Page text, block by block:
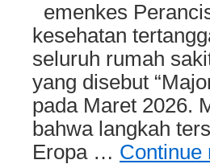
emenkes
kesehatan
seluruh rumah
yang disebut
pada Maret 2026.
bahwa langkah
Eropa … Continue